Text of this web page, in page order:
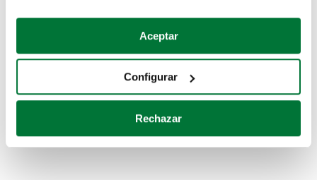
Si lo permite, también quisiéramos:
Recopilar información sobre su ubicación geográfica
Identificar su dispositivo analizándolo activamente
para buscar características específicas (huellas
Obtenga más información sobre cómo se procesan sus
Aceptar
Configurar
Rechazar
Coches de segunda mano
Coches de km0